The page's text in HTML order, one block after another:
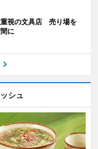
重視の文具店 売り場を
に
シュ